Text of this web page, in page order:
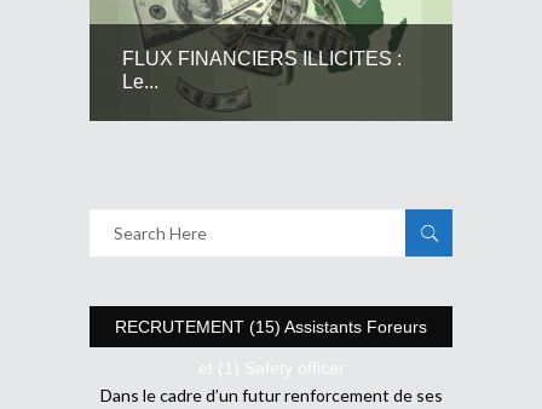
FLUX FINANCIERS ILLICITES :
Le...
RECRUTEMENT (15) Assistants Foreurs
et (1) Safety officer
Dans le cadre d’un futur renforcement de ses